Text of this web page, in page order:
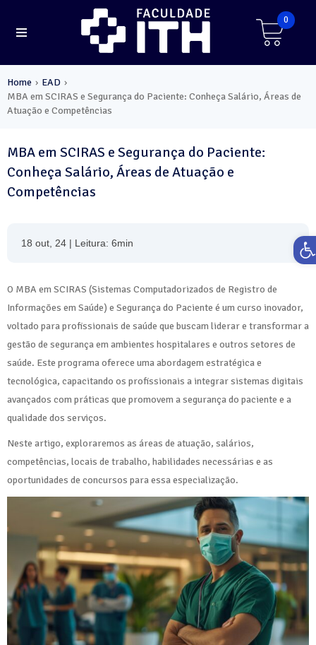
0
Home › EAD ›
MBA em SCIRAS e Segurança do Paciente: Conheça Salário, Áreas de
Atuação e Competências
MBA em SCIRAS e Segurança do Paciente:
Conheça Salário, Áreas de Atuação e
Competências
18 out, 24 | Leitura: 6min
O MBA em SCIRAS (Sistemas Computadorizados de Registro de
Informações em Saúde) e Segurança do Paciente é um curso inovador,
voltado para profissionais de saúde que buscam liderar e transformar a
gestão de segurança em ambientes hospitalares e outros setores de
saúde. Este programa oferece uma abordagem estratégica e
tecnológica, capacitando os profissionais a integrar sistemas digitais
avançados com práticas que promovem a segurança do paciente e a
qualidade dos serviços.
Neste artigo, exploraremos as áreas de atuação, salários,
competências, locais de trabalho, habilidades necessárias e as
oportunidades de concursos para essa especialização.